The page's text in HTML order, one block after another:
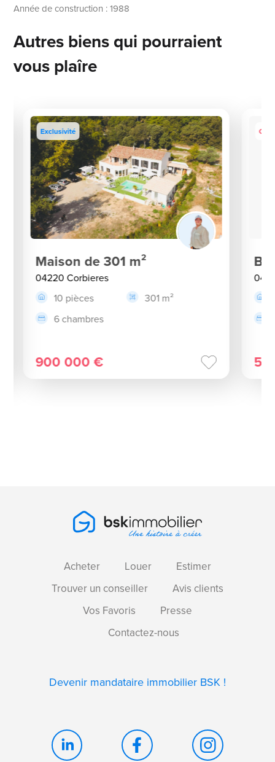
Année de construction : 1988
Autres biens qui pourraient
vous plaîre
Exclusivité
Maison de 301 m²
04220 Corbieres
10 pièces
301 m²
6 chambres
900 000 €
Acheter Louer
Estimer
Trouver un conseiller
Avis clients
Vos Favoris
Presse
Contactez-nous
Devenir mandataire immobilier BSK !